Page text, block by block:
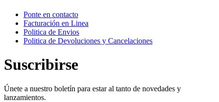
Ponte en contacto
Facturación en Linea
Politica de Envios
Politica de Devoluciones y Cancelaciones
Suscribirse
Únete a nuestro boletín para estar al tanto de novedades y
lanzamientos.